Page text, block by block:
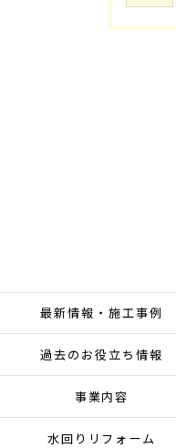
最新情報・施工事例
過去のお役立ち情報
事業内容
水回りリフォーム